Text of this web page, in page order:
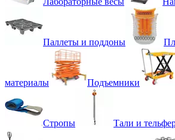
Паллеты и поддоны
материалы Подъемники
Стропы Тали и